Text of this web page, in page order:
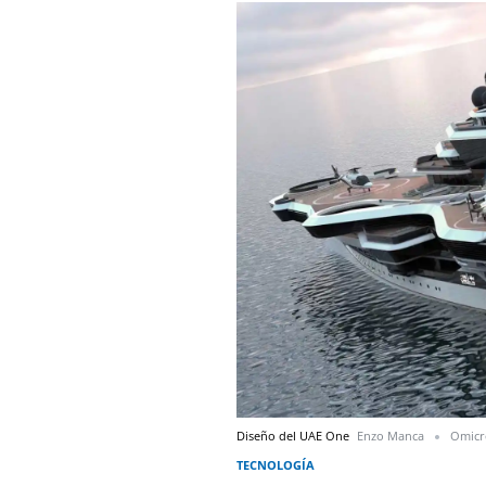
Diseño del UAE One Enzo Manca
TECNOLOGÍA